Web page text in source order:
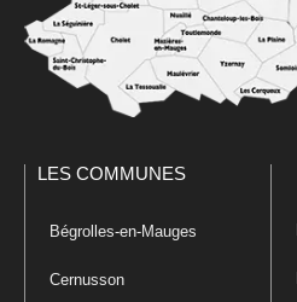
LES COMMUNES
Bégrolles-en-Mauges
Cernusson